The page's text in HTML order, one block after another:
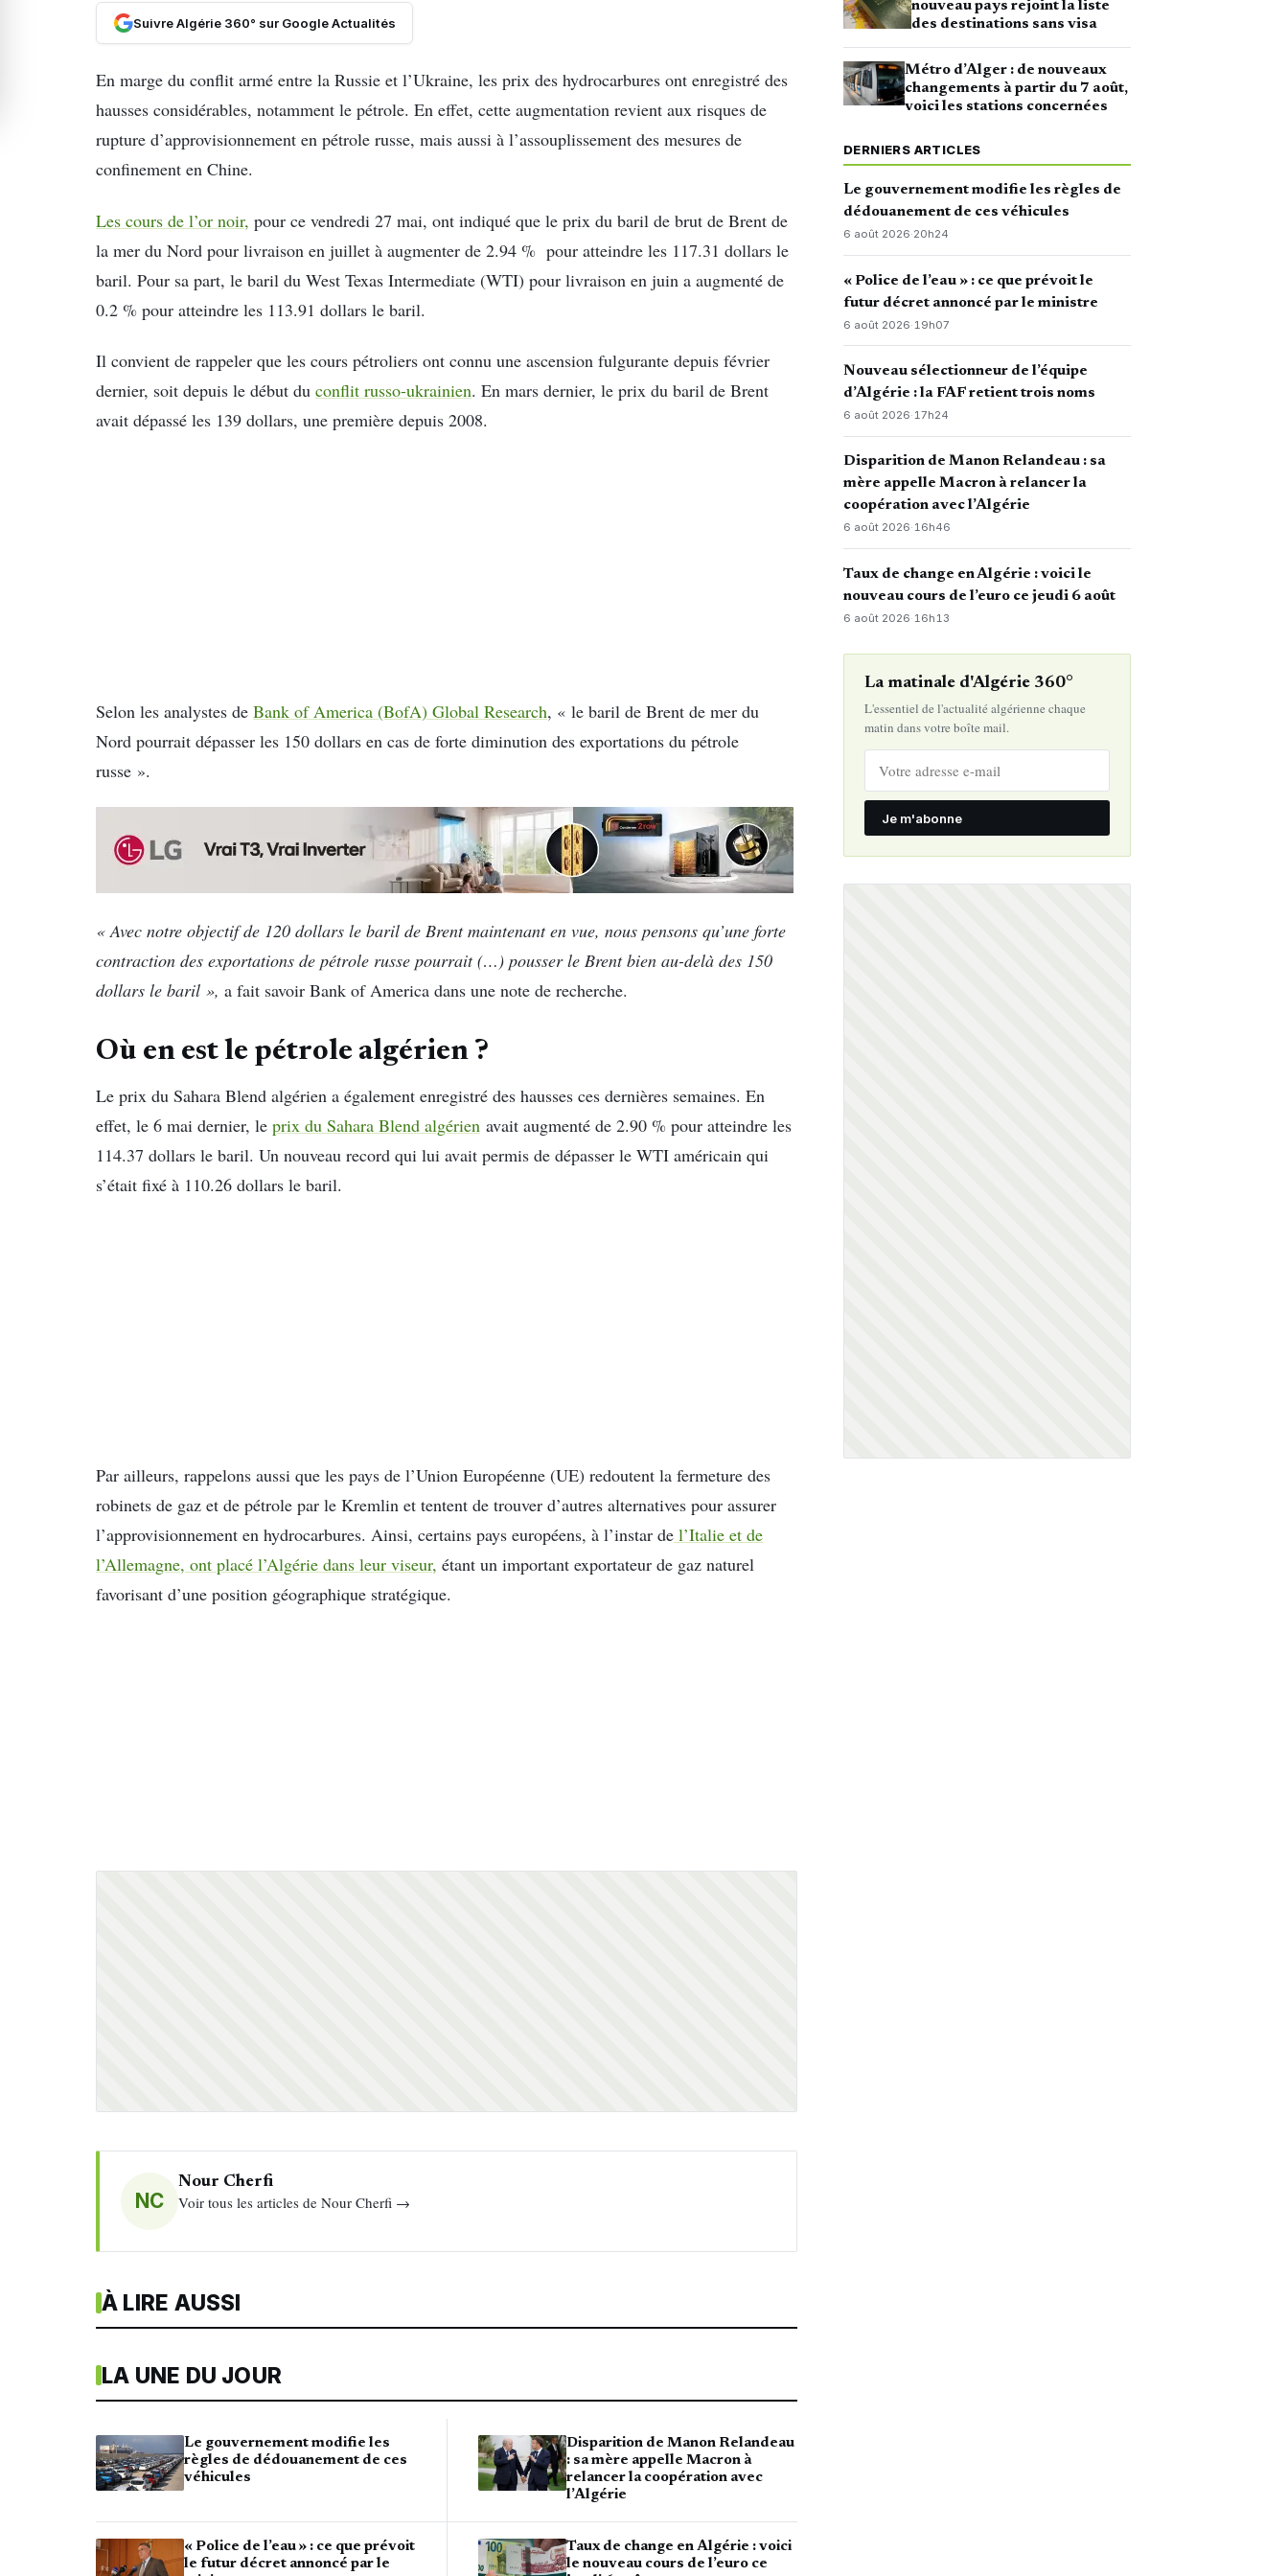
Suivre Algérie 360° sur Google Actualités
En marge du conflit armé entre la Russie et l’Ukraine, les prix des hydrocarbures ont enregistré des
hausses considérables, notamment le pétrole. En effet, cette augmentation revient aux risques de
rupture d’approvisionnement en pétrole russe, mais aussi à l’assouplissement des mesures de
confinement en Chine.
Les cours de l’or noir, pour ce vendredi 27 mai, ont indiqué que le prix du baril de brut de Brent de
la mer du Nord pour livraison en juillet à augmenter de 2.94 % pour atteindre les 117.31 dollars le
baril. Pour sa part, le baril du West Texas Intermediate (WTI) pour livraison en juin a augmenté de
0.2 % pour atteindre les 113.91 dollars le baril.
Il convient de rappeler que les cours pétroliers ont connu une ascension fulgurante depuis février
dernier, soit depuis le début du conflit russo-ukrainien. En mars dernier, le prix du baril de Brent
avait dépassé les 139 dollars, une première depuis 2008.
Selon les analystes de Bank of America (BofA) Global Research, « le baril de Brent de mer du
Nord pourrait dépasser les 150 dollars en cas de forte diminution des exportations du pétrole
russe ».
« Avec notre objectif de 120 dollars le baril de Brent maintenant en vue, nous pensons qu’une forte
contraction des exportations de pétrole russe pourrait (…) pousser le Brent bien au-delà des 150
dollars le baril », a fait savoir Bank of America dans une note de recherche.
Où en est le pétrole algérien ?
Le prix du Sahara Blend algérien a également enregistré des hausses ces dernières semaines. En
effet, le 6 mai dernier, le prix du Sahara Blend algérien avait augmenté de 2.90 % pour atteindre les
114.37 dollars le baril. Un nouveau record qui lui avait permis de dépasser le WTI américain qui
s’était fixé à 110.26 dollars le baril.
Par ailleurs, rappelons aussi que les pays de l’Union Européenne (UE) redoutent la fermeture des
robinets de gaz et de pétrole par le Kremlin et tentent de trouver d’autres alternatives pour assurer
l’approvisionnement en hydrocarbures. Ainsi, certains pays européens, à l’instar de l’Italie et de
l’Allemagne, ont placé l’Algérie dans leur viseur, étant un important exportateur de gaz naturel
favorisant d’une position géographique stratégique.
NC
Nour Cherfi
Voir tous les articles de Nour Cherfi →
À LIRE AUSSI
LA UNE DU JOUR
Le gouvernement modifie les
règles de dédouanement de ces
véhicules
« Police de l’eau » : ce que prévoit
le futur décret annoncé par le
Disparition de Manon Relandeau
: sa mère appelle Macron à
relancer la coopération avec
l’Algérie
Taux de change en Algérie : voici
le nouveau cours de l’euro ce
nouveau pays rejoint la liste
des destinations sans visa
Métro d’Alger : de nouveaux
changements à partir du 7 août,
voici les stations concernées
DERNIERS ARTICLES
Le gouvernement modifie les règles de
dédouanement de ces véhicules
6 août 2026·20h24
« Police de l’eau » : ce que prévoit le
futur décret annoncé par le ministre
6 août 2026· 19h07
Nouveau sélectionneur de l’équipe
d’Algérie : la FAF retient trois noms
6 août 2026·17h24
Disparition de Manon Relandeau : sa
mère appelle Macron à relancer la
coopération avec l’Algérie
6 août 2026·16h46
Taux de change en Algérie : voici le
nouveau cours de l’euro ce jeudi 6 août
6 août 2026· 16h13
La matinale d'Algérie 360°
L'essentiel de l'actualité algérienne chaque
matin dans votre boîte mail.
Je m'abonne